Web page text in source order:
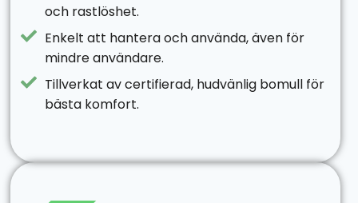
och rastlöshet.
Enkelt att hantera och använda, även för
mindre användare.
Tillverkat av certifierad, hudvänlig bomull för
bästa komfort.